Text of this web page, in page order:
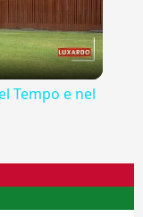
Tempo e nel